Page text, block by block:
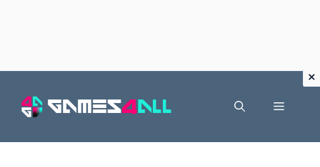
Menu